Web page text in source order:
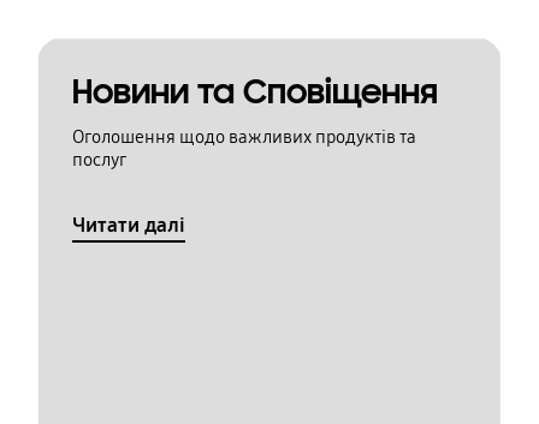
Новини та Сповіщення
Оголошення щодо важливих продуктів та
послуг
Читати далі